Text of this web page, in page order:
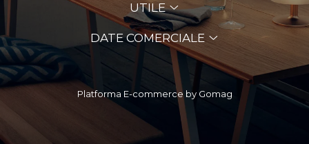
UTILE
DATE COMERCIALE
Platforma E-commerce by Gomag